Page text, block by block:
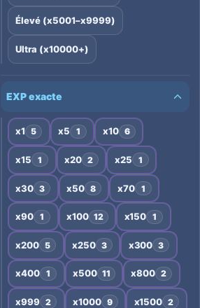
Élevé (x5001–x9999)
Ultra (x10000+)
EXP exacte
x1 5 x5 1 x10 6
x15 1 x20 2 x25 1
x30 3 x50 8 x70 1
x90 1 x100 12 x150 1
x200 5 x250 3 x300 3
x400 1 x500 11 x800 2
x999 2 x1000 9 x1500 2